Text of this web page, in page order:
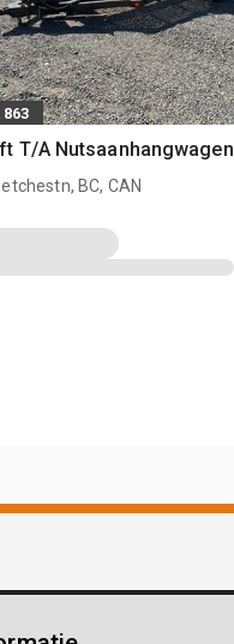
863
T/A Nutsaanhangwagen
BC, CAN